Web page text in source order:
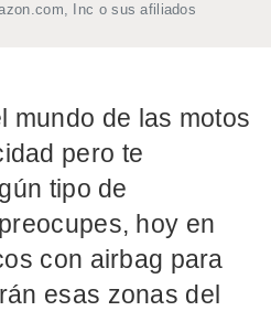
Inc o sus afiliados
mundo de las motos
pero te
tipo de
hoy en
con airbag para
esas zonas del